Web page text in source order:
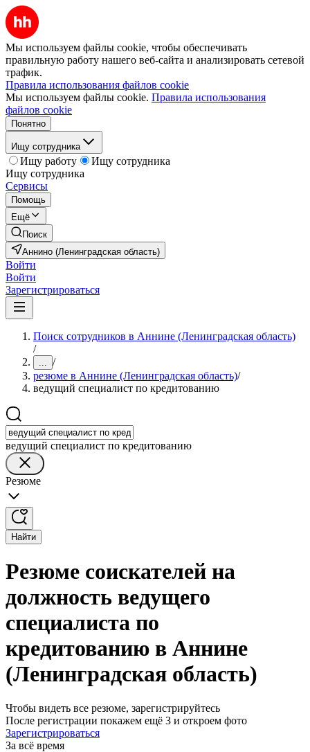
Мы используем файлы cookie, чтобы обеспечивать
правильную работу нашего веб-сайта и анализировать сетевой
трафик.
Правила использования файлов cookie
Мы используем файлы cookie. Правила использования
файлов cookie
Понятно
Ищу сотрудника
Ищу работу
Ищу сотрудника
Ищу сотрудника
Сервисы
Помощь
Ещё
Поиск
Аннино (Ленинградская область)
Войти
Войти
Зарегистрироваться
Поиск сотрудников в Аннине (Ленинградская область)
/
... /
резюме в Аннине (Ленинградская область)/
ведущий специалист по кредитованию
ведущий специалист по кредитованию
Резюме
Найти
Резюме соискателей на
должность ведущего
специалиста по
кредитованию в Аннине
(Ленинградская область)
Чтобы видеть все резюме, зарегистрируйтесь
После регистрации покажем ещё 3 и откроем фото
Зарегистрироваться
За всё время